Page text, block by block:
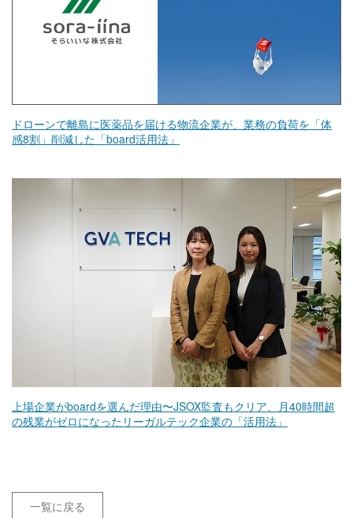
ドローンで離島に医薬品を届ける物流企業が、業務の負荷を「体
感8割」削減した「board活用法」
上場企業がboardを選んだ理由〜JSOX監査もクリア、月40時間超
の残業がゼロになったリーガルテック企業の「活用法」
一覧に戻る